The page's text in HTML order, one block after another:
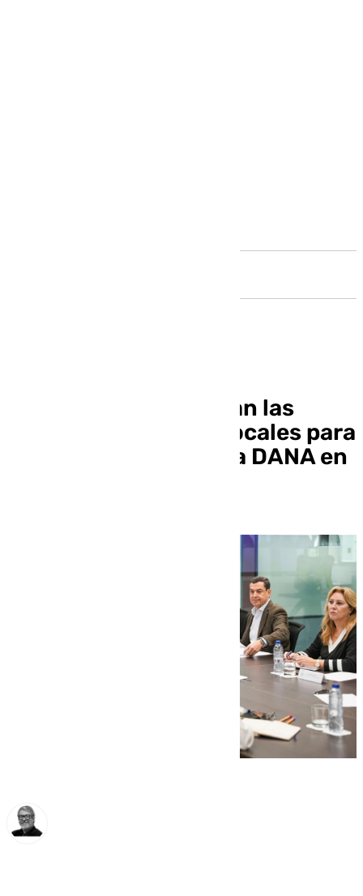
Este martes se activan las
ayudas a entidades locales para
subsanar daños por la DANA en